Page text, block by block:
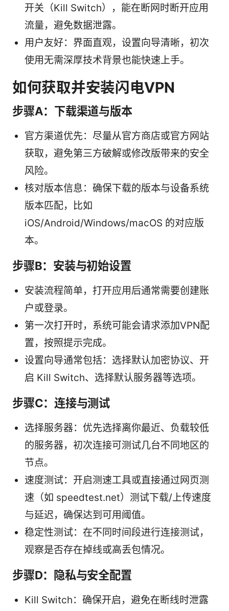
开关（Kill Switch），能在断网时断开应用
流量，避免数据泄露。
用户友好：界面直观，设置向导清晰，初次
使用无需深厚技术背景也能快速上手。
如何获取并安装闪电VPN
步骤A：下载渠道与版本
官方渠道优先：尽量从官方商店或官方网站
获取，避免第三方破解或修改版带来的安全
风险。
核对版本信息：确保下载的版本与设备系统
版本匹配，比如
iOS/Android/Windows/macOS 的对应版
本。
步骤B：安装与初始设置
安装流程简单，打开应用后通常需要创建账
户或登录。
第一次打开时，系统可能会请求添加VPN配
置，按照提示完成。
设置向导通常包括：选择默认加密协议、开
启 Kill Switch、选择默认服务器等选项。
步骤C：连接与测试
选择服务器：优先选择离你最近、负载较低
的服务器，初次连接可测试几台不同地区的
节点。
速度测试：开启测速工具或直接通过网页测
速（如 speedtest.net）测试下载/上传速度
与延迟，确保达到可用阈值。
稳定性测试：在不同时间段进行连接测试，
观察是否存在掉线或高丢包情况。
步骤D：隐私与安全配置
Kill Switch：确保开启，避免在断线时泄露